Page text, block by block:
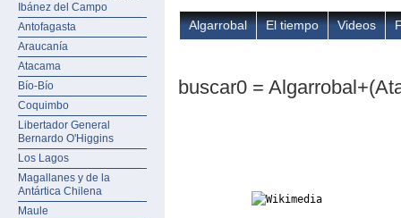
Ibánez del Campo
Antofagasta
Araucanía
Atacama
Bío-Bío
Coquimbo
Libertador General
Bernardo O'Higgins
Los Lagos
Magallanes y de la
Antártica Chilena
Maule
Algarrobal El tiempo Videos
buscar0 =